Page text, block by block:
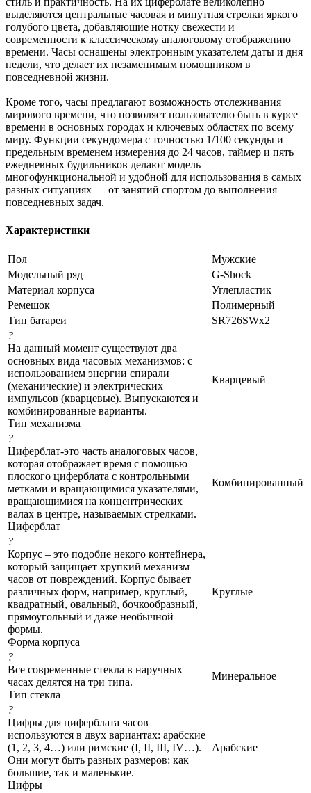
выделяются центральные часовая и минутная стрелки яркого
голубого цвета, добавляющие нотку свежести и
современности к классическому аналоговому отображению
времени. Часы оснащены электронным указателем даты и дня
недели, что делает их незаменимым помощником в
повседневной жизни.
Кроме того, часы предлагают возможность отслеживания
мирового времени, что позволяет пользователю быть в курсе
времени в основных городах и ключевых областях по всему
миру. Функции секундомера с точностью 1/100 секунды и
предельным временем измерения до 24 часов, таймер и пять
ежедневных будильников делают модель
многофункциональной и удобной для использования в самых
разных ситуациях — от занятий спортом до выполнения
повседневных задач.
Характеристики
Пол
Мужские
Модельный ряд
G-Shock
Материал корпуса
Углепластик
Ремешок
Полимерный
Тип батареи
SR726SWx2
?
На данный момент существуют два
основных вида часовых механизмов: с
использованием энергии спирали
(механические) и электрических
импульсов (кварцевые). Выпускаются и
комбинированные варианты.
Тип механизма
Кварцевый
?
Циферблат-это часть аналоговых часов,
которая отображает время с помощью
плоского циферблата с контрольными
метками и вращающимися указателями,
вращающимися на концентрических
валах в центре, называемых стрелками.
Циферблат
Комбинированный
?
Корпус – это подобие некого контейнера,
который защищает хрупкий механизм
часов от повреждений. Корпус бывает
различных форм, например, круглый,
квадратный, овальный, бочкообразный,
прямоугольный и даже необычной
формы.
Форма корпуса
Круглые
?
Все современные стекла в наручных
часах делятся на три типа.
Тип стекла
Минеральное
?
Цифры для циферблата часов
используются в двух вариантах: арабские
(1, 2, 3, 4…) или римские (I, II, III, IV…).
Они могут быть разных размеров: как
большие, так и маленькие.
Цифры
Арабские